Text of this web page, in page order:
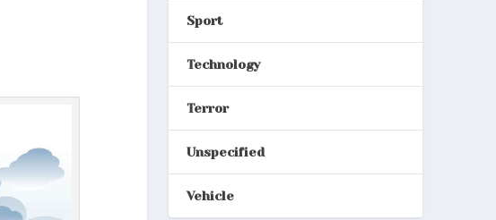
Sport
Technology
Terror
Unspecified
Vehicle